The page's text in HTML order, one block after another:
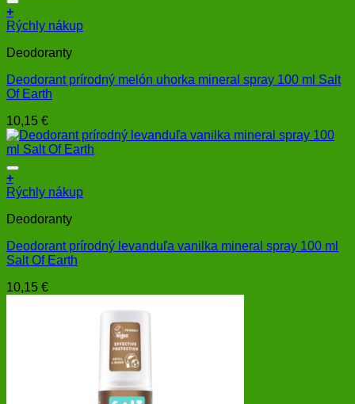
+
Rýchly nákup
Deodoranty
Deodorant prírodný melón uhorka mineral spray 100 ml Salt
Of Earth
10,15 €
+
Rýchly nákup
Deodoranty
Deodorant prírodný levanduľa vanilka mineral spray 100 ml
Salt Of Earth
10,15 €